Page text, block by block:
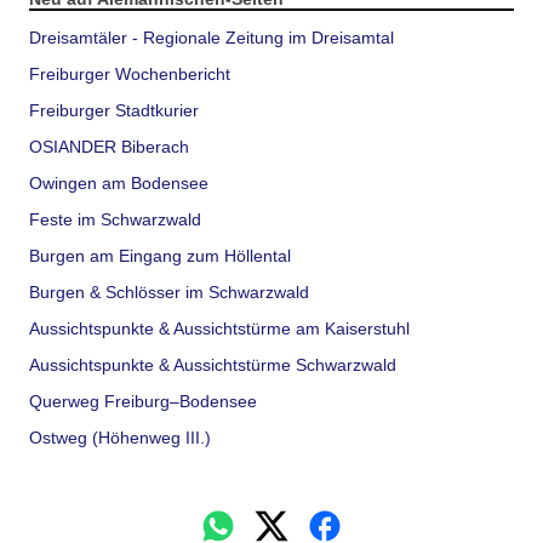
Dreisamtäler - Regionale Zeitung im Dreisamtal
Freiburger Wochenbericht
Freiburger Stadtkurier
OSIANDER Biberach
Owingen am Bodensee
Feste im Schwarzwald
Burgen am Eingang zum Höllental
Burgen & Schlösser im Schwarzwald
Aussichtspunkte & Aussichtstürme am Kaiserstuhl
Aussichtspunkte & Aussichtstürme Schwarzwald
Querweg Freiburg–Bodensee
Ostweg (Höhenweg III.)